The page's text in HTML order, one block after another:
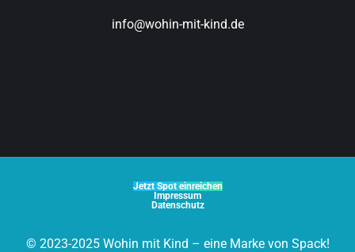
info@wohin-mit-kind.de
© 2023-2025 Wohin mit Kind – eine Marke von Spack!
Jetzt Spot einreichen
Impressum
Datenschutz